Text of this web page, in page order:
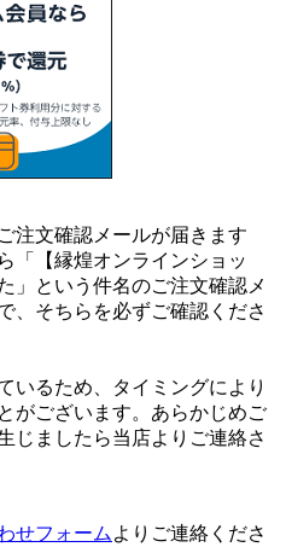
注文確認メールが届きます
「【縁煌オンラインショッ
」という件名のご注文確認メ
、そちらを必ずご確認くださ
いるため、タイミングにより
がございます。あらかじめご
じましたら当店よりご連絡さ
せフォーム よりご連絡くださ